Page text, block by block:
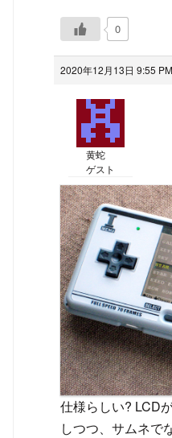
0
2020年12月13日 9:55 PM
黄蛇
ゲスト
仕様らしい? LCD
しつつ、サムネで